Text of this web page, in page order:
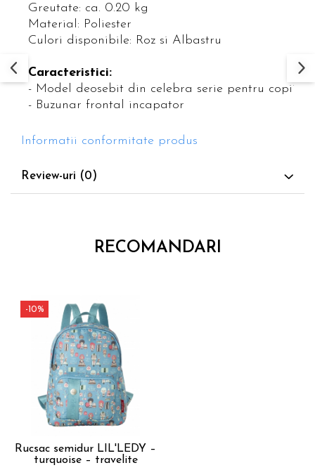
Greutate: ca. 0.20 kg
Material: Poliester
Culori disponibile: Roz si Albastru
Caracteristici:
- Model deosebit din celebra serie pentru copii
- Buzunar frontal incapator
Informatii conformitate produs
Review-uri (0)
RECOMANDARI
-10%
Rucsac semidur LIL'LEDY –
turquoise – travelite